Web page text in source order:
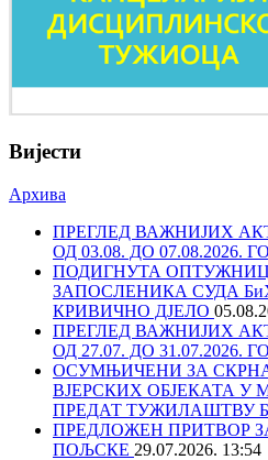
Вијести
Архива
ПРЕГЛЕД ВАЖНИЈИХ
ОД 03.08. ДО 07.08.2026.
ПОДИГНУТА
ЗАПОСЛЕНИКА СУДА
КРИВИЧНО ДЈЕЛО
ПРЕГЛЕД ВАЖНИЈИХ
ОД 27.07. ДО 31.07.2026.
ОСУМЊИЧЕНИ ЗА
ВЈЕРСКИХ ОБЈЕКАТА У
ПРЕДАТ ТУЖИЛАШТВУ
ПРЕДЛОЖЕН ПРИТВОР
ПОЉСКЕ 29.07.2026. 13:54